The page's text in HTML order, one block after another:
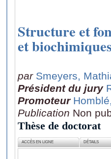
Structure et
et
par Smeyers,
Président du jury
Promoteur
Publication Non
Thèse de doctorat
ACCÈS EN LIGNE DÉTAILS